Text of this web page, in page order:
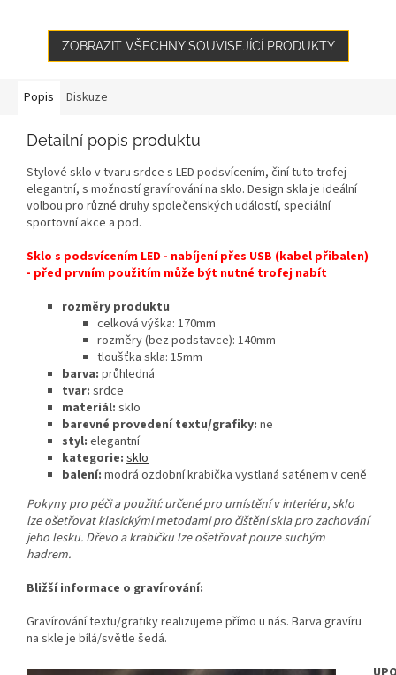
ZOBRAZIT VŠECHNY SOUVISEJÍCÍ PRODUKTY
Popis Diskuze
Detailní popis produktu
Stylové sklo v tvaru srdce s LED podsvícením, činí tuto trofej
elegantní, s možností gravírování na sklo. Design skla je ideální
volbou pro různé druhy společenských událostí, speciální
sportovní akce a pod.
Sklo s podsvícením LED - nabíjení přes USB (kabel přibalen)
- před prvním použitím může být nutné trofej nabít
rozměry produktu
celková výška: 170mm
rozměry (bez podstavce): 140mm
tloušťka skla: 15mm
barva: průhledná
tvar: srdce
materiál: sklo
barevné provedení textu/grafiky: ne
styl: elegantní
kategorie: sklo
balení: modrá ozdobní krabička vystlaná saténem v ceně
Pokyny pro péči a použití: určené pro umístění v interiéru, sklo
lze ošetřovat klasickými metodami pro čištění skla pro zachování
jeho lesku. Dřevo a krabičku lze ošetřovat pouze suchým
hadrem.
Bližší informace o gravírování:
Gravírování textu/grafiky realizujeme přímo u nás. Barva gravíru
na skle je bílá/světle šedá.